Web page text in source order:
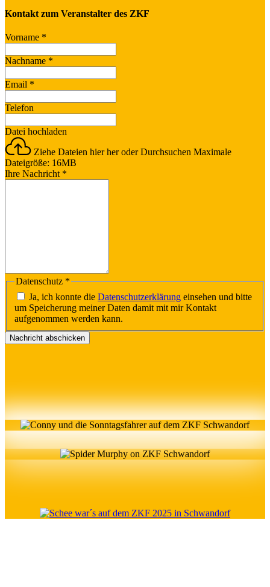
Kontakt zum Veranstalter des ZKF
Vorname *
Nachname *
Email *
Telefon
Datei hochladen
Ziehe Dateien hier her oderDurchsuchen Maximale
Dateigröße: 16MB
Ihre Nachricht *
Datenschutz *
Ja, ich konnte die Datenschutzerklärung einsehen und bitte
um Speicherung meiner Daten damit mit mir Kontakt
aufgenommen werden kann.
Nachricht abschicken